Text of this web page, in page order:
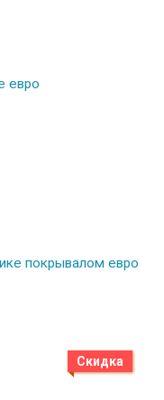
евро
покрывалом евро
Скидка